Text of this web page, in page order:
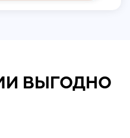
ВЫГОДНО